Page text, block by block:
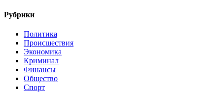
Рубрики
Политика
Происшествия
Экономика
Криминал
Финансы
Общество
Спорт